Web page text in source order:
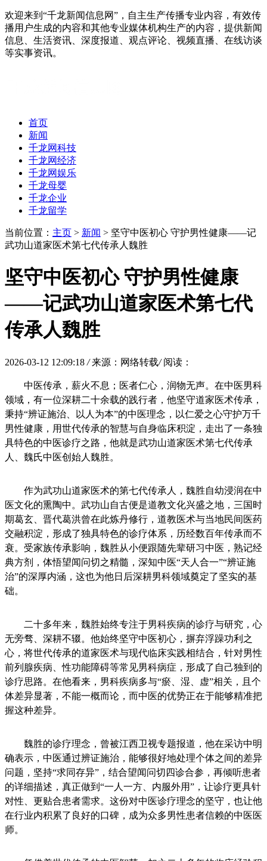
欢迎来到“千龙新闻信息网”，自主生产传播专业内容，有效传
播用户生成的内容和其他专业媒体机构生产的内容，提供新闻
信息、生活资讯、深度报道、观点评论、视频直播、在线访谈
等实事资讯。
首页
新闻
千龙网科技
千龙网经济
千龙网娱乐
千龙母婴
千龙企业
千龙留学
当前位置： 主页 > 新闻 > 坚守中医初心 守护男性健康——记
武功山道家医术第七代传承人魏胜
坚守中医初心 守护男性健康
——记武功山道家医术第七代
传承人魏胜
2026-03-12 12:09:18 / 来源：网络转载/ 阅读：
中医传承，薪火不息；医者仁心，润物无声。在中医男科
领域，有一位深耕二十余载的践行者，他坚守道家医术传承，
秉持“辨证施治、以人为本”的中医理念，以仁爱之心守护万千
男性健康，用世代传承的智慧与自身临床积淀，走出了一条独
具特色的中医诊疗之路，他就是武功山道家医术第七代传承
人、魏氏中医创始人魏胜。
作为武功山道家医术的第七代传承人，魏胜自幼浸润在中
医文化的熏陶中。武功山自古便是道教文化兴盛之地，三国时
期葛玄、晋代葛洪曾在此炼丹修行，道教医术与当地民间医药
交融积淀，形成了独具特色的诊疗体系，历经数百年传承而不
衰。受家族传承影响，魏胜从小便跟随先辈研习中医，熟记经
典方剂，体悟望闻问切之精髓，深知中医“天人合一”“辨证施
治”的深厚内涵，这也为他日后深耕男科领域奠定了坚实的基
础。
二十多年来，魏胜始终专注于男科疾病的诊疗与研究，心
无旁骛、深耕不辍。他始终坚守中医初心，摒弃浮躁功利之
心，将世代传承的道家医术与现代临床实践相结合，针对男性
前列腺疾病、性功能障碍等常见男科病症，形成了自己独到的
诊疗思路。在他看来，男科疾病多与“瘀、湿、虚”相关，且个
体差异显著，不能一概而论，而中医的优势正在于能够精准把
握这种差异。
魏胜的诊疗理念，曾被江西卫视专题报道，他在采访中明
确表示，中医通过辨证施治，能够很好地处理个体之间的差异
问题，坚持“求同存异”，结合望闻问切四诊合参，再倾听患者
的详细描述，真正做到“一人一方、内服外用”，让诊疗更具针
对性、更贴合患者需求。这份对中医诊疗理念的坚守，也让他
在行业内积累了良好的口碑，成为众多男性患者信赖的中医医
师。